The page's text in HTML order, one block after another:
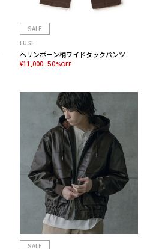
SALE
FUSE
ヘリンボーン柄ワイドタックパンツ
¥11,000 50%OFF
SALE